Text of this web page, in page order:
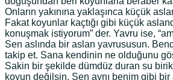
Onların yakınına yaklaşınca küçük
Fakat koyunlar kaçtığı gibi küçük
konuşmak istiyorum” der. Yavru ise,
Sen aslında bir aslan yavrususun.
takip et. Sana kendinin ne olduğunu
Sakin bir şekilde dümdüz duran su
koyun değilsin. Sen aynı benim gibi bir